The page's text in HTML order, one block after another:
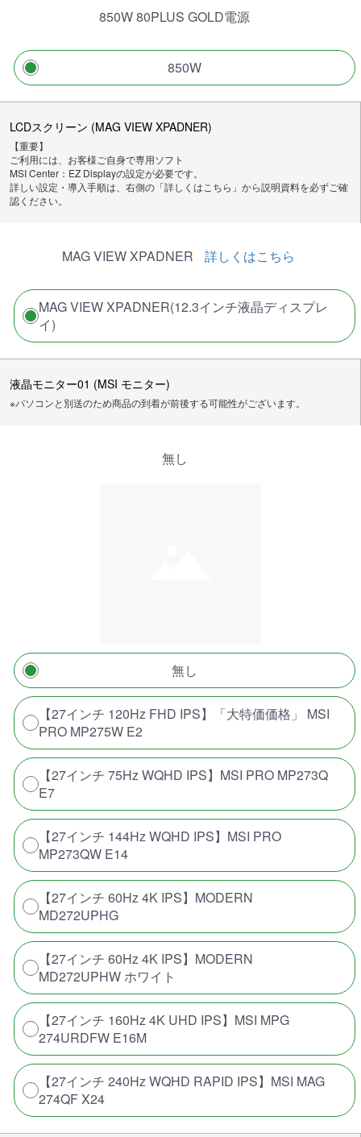
850W 80PLUS GOLD電源
850W
LCDスクリーン (MAG VIEW XPADNER)
【重要】
ご利用には、お客様ご自身で専用ソフト
MSI Center：EZ Displayの設定が必要です。
詳しい設定・導入手順は、右側の「詳しくはこちら」から説明資料を必ずご確
認ください。
MAG VIEW XPADNER 詳しくはこちら
MAG VIEW XPADNER(12.3インチ液晶ディスプレ
イ)
液晶モニター01 (MSI モニター)
※パソコンと別送のため商品の到着が前後する可能性がございます。
無し
無し
【27インチ 120Hz FHD IPS】「大特価価格」 MSI
PRO MP275W E2
【27インチ 75Hz WQHD IPS】MSI PRO MP273Q
E7
【27インチ 144Hz WQHD IPS】MSI PRO
MP273QW E14
【27インチ 60Hz 4K IPS】MODERN
MD272UPHG
【27インチ 60Hz 4K IPS】MODERN
MD272UPHW ホワイト
【27インチ 160Hz 4K UHD IPS】MSI MPG
274URDFW E16M
【27インチ 240Hz WQHD RAPID IPS】MSI MAG
274QF X24